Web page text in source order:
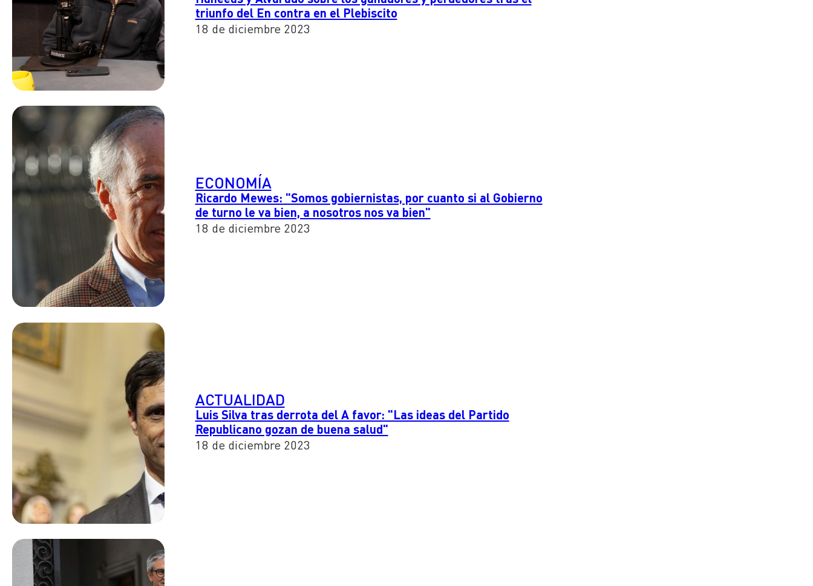
triunfo del En contra en el Plebiscito
18 de diciembre 2023
ECONOMÍA
Ricardo Mewes: "Somos gobiernistas, por cuanto si al Gobierno
de turno le va bien, a nosotros nos va bien"
18 de diciembre 2023
ACTUALIDAD
Luis Silva tras derrota del A favor: "Las ideas del Partido
Republicano gozan de buena salud"
18 de diciembre 2023